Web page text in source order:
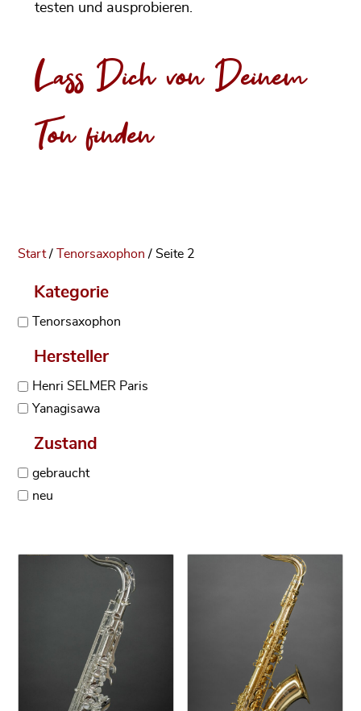
testen und ausprobieren.
Lass Dich von Deinem
Ton finden
Start/ Tenorsaxophon / Seite 2
Kategorie
Tenorsaxophon
Hersteller
Henri SELMER Paris
Yanagisawa
Zustand
gebraucht
neu